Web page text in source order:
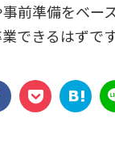
事前準備をベー
できるはずです